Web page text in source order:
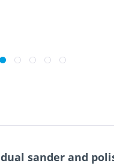
sander and